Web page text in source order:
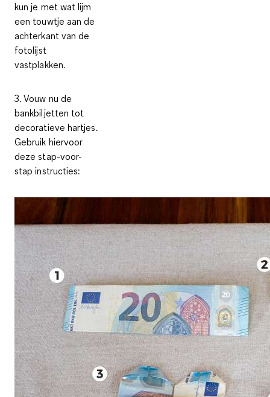
kun je met wat lijm
een touwtje aan de
achterkant van de
fotolijst
vastplakken.
3. Vouw nu de
bankbiljetten tot
decoratieve hartjes.
Gebruik hiervoor
deze stap-voor-
stap instructies: